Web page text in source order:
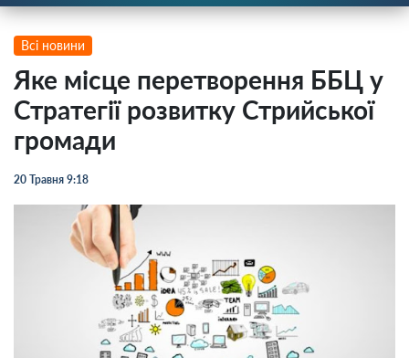
Всі новини
Яке місце перетворення ББЦ у
Стратегії розвитку Стрийської
громади
20 Травня 9:18